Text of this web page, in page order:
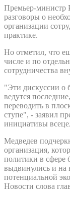
Премьер-министр
разговоры о
организации
практике.
Но отметил, что
числе и по
сотрудничества
"Эти дискуссии
ведутся
переводить в
ступе", - заявил
инициативы
Медведев
организация,
политики в сфере
выдвинулись и на
потенциальной
Новости слова